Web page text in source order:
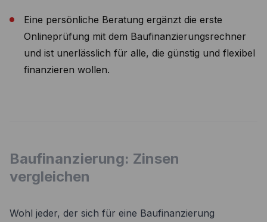
Eine persönliche Beratung ergänzt die erste
Onlineprüfung mit dem Baufinanzierungsrechner
und ist unerlässlich für alle, die günstig und flexibel
finanzieren wollen.
Baufinanzierung: Zinsen
vergleichen
Wohl jeder, der sich für eine Baufinanzierung